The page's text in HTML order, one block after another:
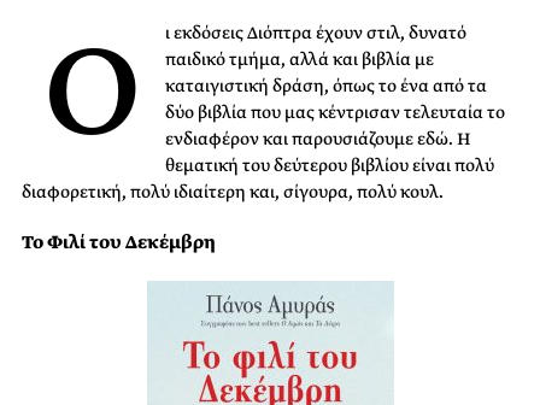
Ο
ι εκδόσεις Διόπτρα έχουν στιλ, δυνατό
παιδικό τμήμα, αλλά και βιβλία με
καταιγιστική δράση, όπως το ένα από τα
δύο βιβλία που μας κέντρισαν τελευταία το
ενδιαφέρον και παρουσιάζουμε εδώ. Η
θεματική του δεύτερου βιβλίου είναι πολύ
διαφορετική, πολύ ιδιαίτερη και, σίγουρα, πολύ κουλ.
Το Φιλί του Δεκέμβρη